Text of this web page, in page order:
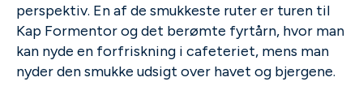
perspektiv. En af de smukkeste ruter er turen til
Kap Formentor og det berømte fyrtårn, hvor man
kan nyde en forfriskning i cafeteriet, mens man
nyder den smukke udsigt over havet og bjergene.